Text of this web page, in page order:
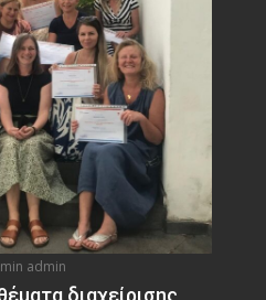
admin
διαχείρισης